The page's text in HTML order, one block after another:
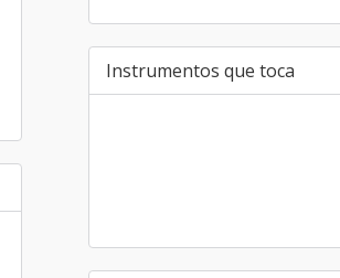
Instrumentos que toca